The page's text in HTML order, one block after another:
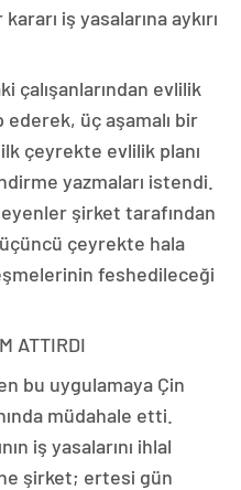
iş yasalarına aykırı
çalışanlarından evlilik
ederek, üç aşamalı bir
çeyrekte evlilik planı
yazmaları istendi.
şirket tarafından
çeyrekte hala
feshedileceği
ATTIRDI
bu uygulamaya Çin
müdahale etti.
iş yasalarını ihlal
şirket; ertesi gün